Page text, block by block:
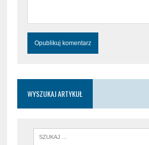
WYSZUKAJ ARTYKUŁ